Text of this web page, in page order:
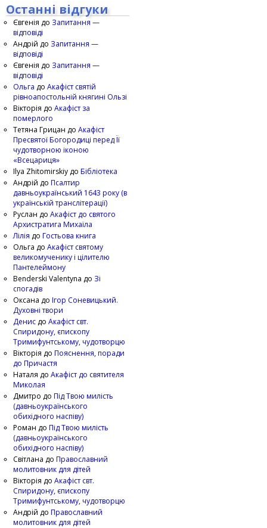
Останні відгуки
Євгенія до Запитання —
відповіді
Андрій до Запитання —
відповіді
Євгенія до Запитання —
відповіді
Ольга до Акафіст святій
рівноапостольній княгині Ользі
Вікторія до Акафіст за
померлого
Тетяна Грицан до Акафіст
Пресвятої Богородиці перед Її
чудотворною іконою
«Всецариця»
Ilya Zhitomirskiy до Бібліотека
Андрій до Псалтир
давньоукраїнський 1643 року (в
українській транслітерації)
Руслан до Акафіст до святого
Архистратига Михаїла
Лілія до Гостьова книга
Ольга до Акафіст святому
великомученику і цілителю
Пантелеймону
Benderski Valentyna до Зі
спогадів
Оксана до Ігор Соневицький.
Духовні твори
Денис до Акафіст свт.
Спиридону, єпископу
Тримифунтському, чудотворцю
Вікторія до Пояснення, поради
до Причастя
Наталя до Акафіст до святителя
Миколая
Дмитро до Під Твою милість
(давньоукраїнського
обихідного наспіву)
Роман до Під Твою милість
(давньоукраїнського
обихідного наспіву)
Світлана до Православний
молитовник для дітей
Вікторія до Акафіст свт.
Спиридону, єпископу
Тримифунтському, чудотворцю
Андрій до Православний
молитовник для дітей